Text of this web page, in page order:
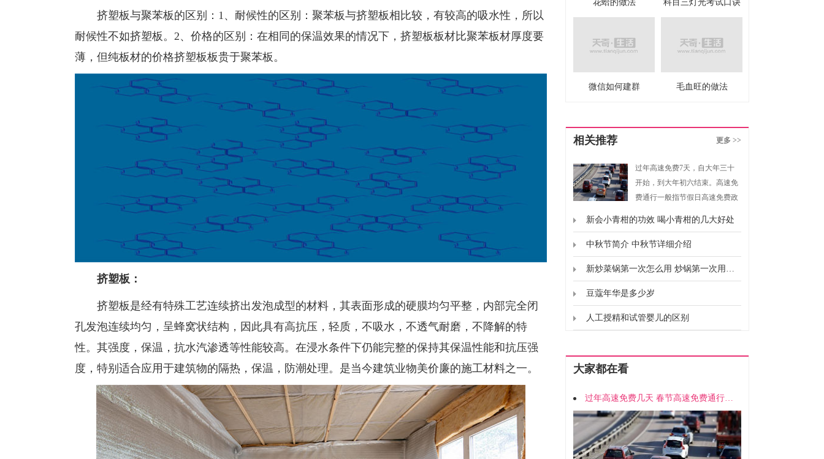
挤塑板与聚苯板的区别：1、耐候性的区别：聚苯板与挤塑板相比较，有较高的吸水性，所以
耐候性不如挤塑板。2、价格的区别：在相同的保温效果的情况下，挤塑板板材比聚苯板材厚度要
薄，但纯板材的价格挤塑板板贵于聚苯板。
挤塑板：
挤塑板是经有特殊工艺连续挤出发泡成型的材料，其表面形成的硬膜均匀平整，内部完全闭
孔发泡连续均匀，呈蜂窝状结构，因此具有高抗压，轻质，不吸水，不透气耐磨，不降解的特
性。其强度，保温，抗水汽渗透等性能较高。在浸水条件下仍能完整的保持其保温性能和抗压强
度，特别适合应用于建筑物的隔热，保温，防潮处理。是当今建筑业物美价廉的施工材料之一。
花蛤的做法 科目三灯光考试口诀
微信如何建群 毛血旺的做法
相关推荐 更多 >>
过年高速免费7天，自大年三十
开始，到大年初六结束。高速免
费通行一般指节假日高速免费政
假日免收小型客车通行费实施方
案》规定，高速免费通行的时间
为春节、清明节、劳动节、国庆
上述法定节假日连休日。
新会小青柑的功效 喝小青柑的几大好处
中秋节简介 中秋节详细介绍
新炒菜锅第一次怎么用 炒锅第一次用要怎么弄
豆蔻年华是多少岁
人工授精和试管婴儿的区别
大家都在看
过年高速免费几天 春节高速免费通行时间